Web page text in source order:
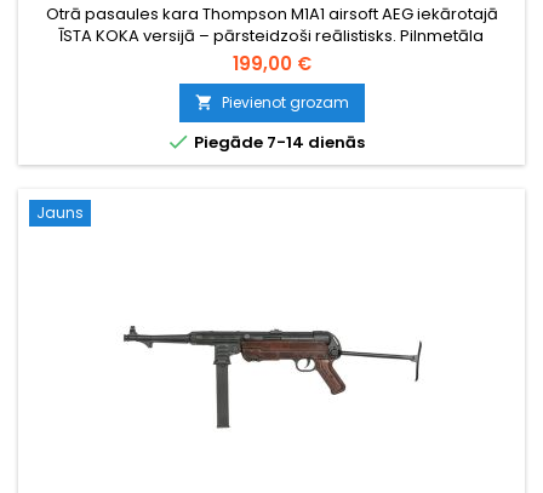
Otrā pasaules kara Thompson M1A1 airsoft AEG iekārotajā
ĪSTA KOKA versijā – pārsteidzoši reālistisks. Pilnmetāla
korpuss, V6 pārnesumkārba, 450 šāviņu aptvere, regulējams
hop-up, pus- un pilnautomāts. 805 mm, 3225 g.
199,00 €
 Pievienot grozam
 Piegāde 7-14 dienās
Jauns